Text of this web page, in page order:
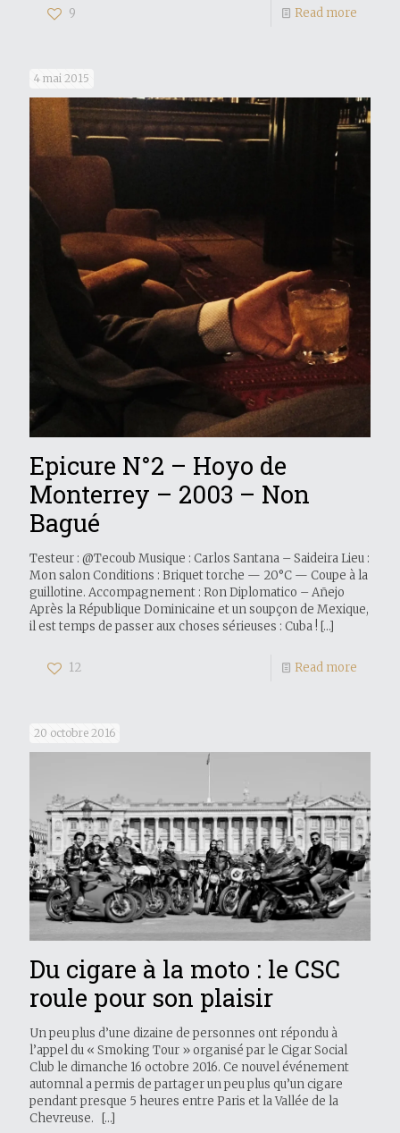
9 Read more
4 mai 2015
Epicure N°2 – Hoyo de
Monterrey – 2003 – Non
Bagué
Testeur : @Tecoub Musique : Carlos Santana – Saideira Lieu :
Mon salon Conditions : Briquet torche — 20°C — Coupe à la
guillotine. Accompagnement : Ron Diplomatico – Añejo
Après la République Dominicaine et un soupçon de Mexique,
il est temps de passer aux choses sérieuses : Cuba ! […]
12 Read more
20 octobre 2016
Du cigare à la moto : le CSC
roule pour son plaisir
Un peu plus d’une dizaine de personnes ont répondu à
l’appel du « Smoking Tour » organisé par le Cigar Social
Club le dimanche 16 octobre 2016. Ce nouvel événement
automnal a permis de partager un peu plus qu’un cigare
pendant presque 5 heures entre Paris et la Vallée de la
Chevreuse.
[…]